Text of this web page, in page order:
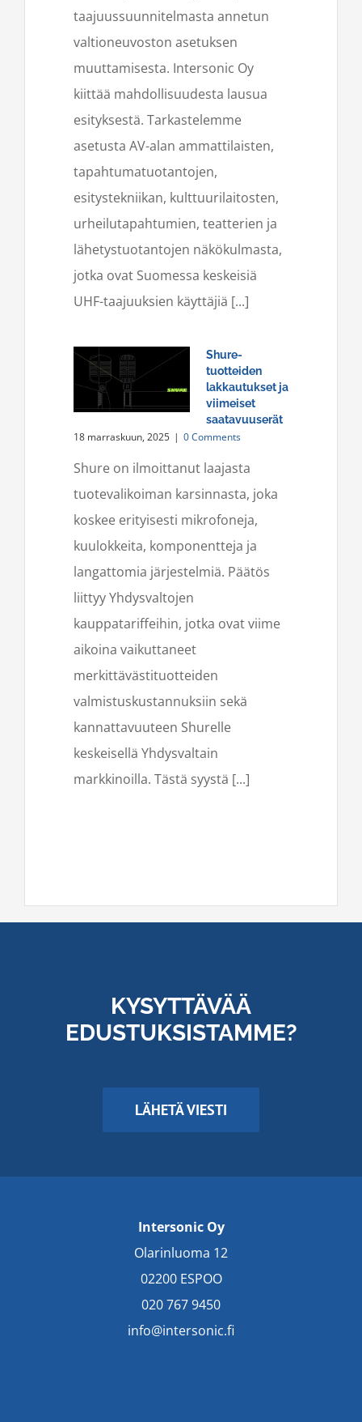
taajuussuunnitelmasta annetun
valtioneuvoston asetuksen
muuttamisesta. Intersonic Oy
kiittää mahdollisuudesta lausua
esityksestä. Tarkastelemme
asetusta AV-alan ammattilaisten,
tapahtumatuotantojen,
esitystekniikan, kulttuurilaitosten,
urheilutapahtumien, teatterien ja
lähetystuotantojen näkökulmasta,
jotka ovat Suomessa keskeisiä
UHF-taajuuksien käyttäjiä [...]
Shure-
tuotteiden
lakkautukset ja
viimeiset
saatavuuserät
18 marraskuun, 2025 | 0 Comments
Shure on ilmoittanut laajasta
tuotevalikoiman karsinnasta, joka
koskee erityisesti mikrofoneja,
kuulokkeita, komponentteja ja
langattomia järjestelmiä. Päätös
liittyy Yhdysvaltojen
kauppatariffeihin, jotka ovat viime
aikoina vaikuttaneet
merkittävästituotteiden
valmistuskustannuksiin sekä
kannattavuuteen Shurelle
keskeisellä Yhdysvaltain
markkinoilla. Tästä syystä [...]
KYSYTTÄVÄÄ
EDUSTUKSISTAMME?
LÄHETÄ VIESTI
Intersonic Oy
Olarinluoma 12
02200 ESPOO
020 767 9450
info@intersonic.fi